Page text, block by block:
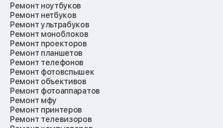
Ремонт ноутбуков
Ремонт нетбуков
Ремонт ультрабуков
Ремонт моноблоков
Ремонт проекторов
Ремонт планшетов
Ремонт телефонов
Ремонт фотовспышек
Ремонт объективов
Ремонт фотоаппаратов
Ремонт мфу
Ремонт принтеров
Ремонт телевизоров